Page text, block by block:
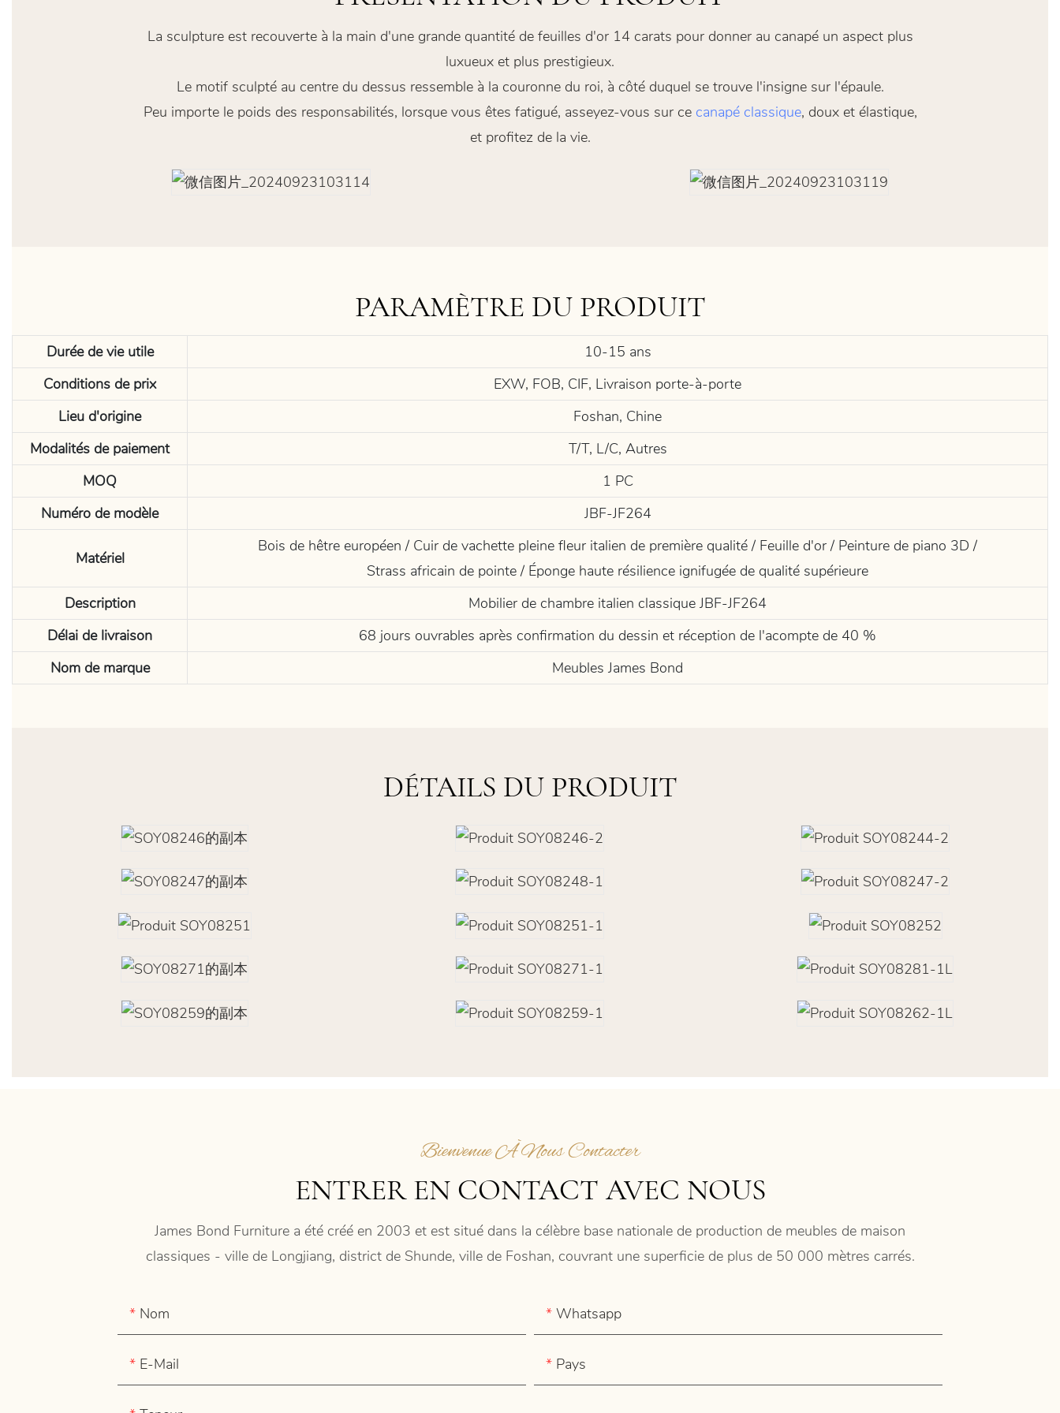
La sculpture est recouverte à la main d'une grande quantité de feuilles d'or 14 carats pour donner au canapé un aspect plus
luxueux et plus prestigieux.
Le motif sculpté au centre du dessus ressemble à la couronne du roi, à côté duquel se trouve l'insigne sur l'épaule.
Peu importe le poids des responsabilités, lorsque vous êtes fatigué, asseyez-vous sur ce canapé classique, doux et élastique,
et profitez de la vie.
PARAMÈTRE DU PRODUIT
Durée de vie utile
10-15 ans
Conditions de prix
EXW, FOB, CIF, Livraison porte-à-porte
Lieu d'origine
Foshan, Chine
Modalités de paiement
T/T, L/C, Autres
MOQ
1 PC
Numéro de modèle
JBF-JF264
Matériel
Bois de hêtre européen / Cuir de vachette pleine fleur italien de première qualité / Feuille d'or / Peinture de piano 3D /
Strass africain de pointe / Éponge haute résilience ignifugée de qualité supérieure
Description
Mobilier de chambre italien classique JBF-JF264
Délai de livraison
68 jours ouvrables après confirmation du dessin et réception de l'acompte de 40 %
Nom de marque
Meubles James Bond
DÉTAILS DU PRODUIT
Bienvenue À Nous Contacter
ENTRER EN CONTACT AVEC NOUS
James Bond Furniture a été créé en 2003 et est situé dans la célèbre base nationale de production de meubles de maison
classiques - ville de Longjiang, district de Shunde, ville de Foshan, couvrant une superficie de plus de 50 000 mètres carrés.
Nom Whatsapp
E-Mail Pays